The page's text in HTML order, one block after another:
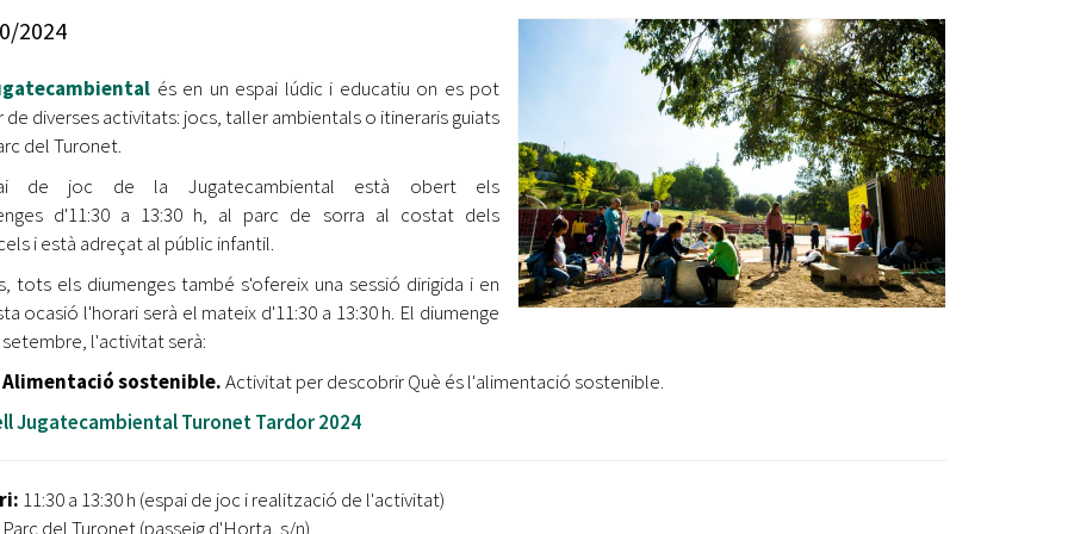
Ètica i Integritat
Retiment de Comptes
Accés a Informació Pública
Dades Obertes
Catàleg de Serveis i Tràmits
jove 2026
Cerdanyola opta a més de 5 milions d'euros del Pla de
Barris per transformar les Fontetes, Quatre Cantons i
l'entorn de l'avinguda Catalunya
El FIT presenta el cartell de la seva 16a edició i dona el
tret de sortida al festival
l'eclipsi solar
Entitats
Equipaments
Mercats Municipals
Webs Municipals
2024
és en un espai lúdic i educatiu on es pot
de diverses activitats: jocs, taller ambientals o itineraris guiats
del Turonet.
de joc de la Jugatecambiental està obert els
d'11:30 a 13:30 h, al parc de sorra al costat dels
i està adreçat al públic infantil.
tots els diumenges també s'ofereix una sessió dirigida i en
ocasió l'horari serà el mateix d'11:30 a 13:30 h. El diumenge
setembre, l'activitat serà:
Alimentació sostenible.Activitat per descobrir Què és l'alimentació sostenible.
Jugatecambiental Turonet Tardor 2024
11:30 a 13:30 h (espai de joc i realització de l'activitat)
Parc del Turonet (passeig d'Horta, s/n)